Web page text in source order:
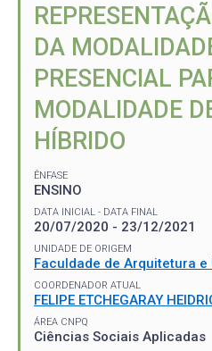
DA
PRESENCIAL
MODALIDADE
HÍBRIDO
ÊNFASE
ENSINO
DATA INICIAL - DATA FINAL
20/07/2020 - 23/12/2021
UNIDADE DE ORIGEM
Faculdade de Arquitetura e
COORDENADOR ATUAL
FELIPE ETCHEGARAY
ÁREA CNPQ
Ciências Sociais Aplicadas